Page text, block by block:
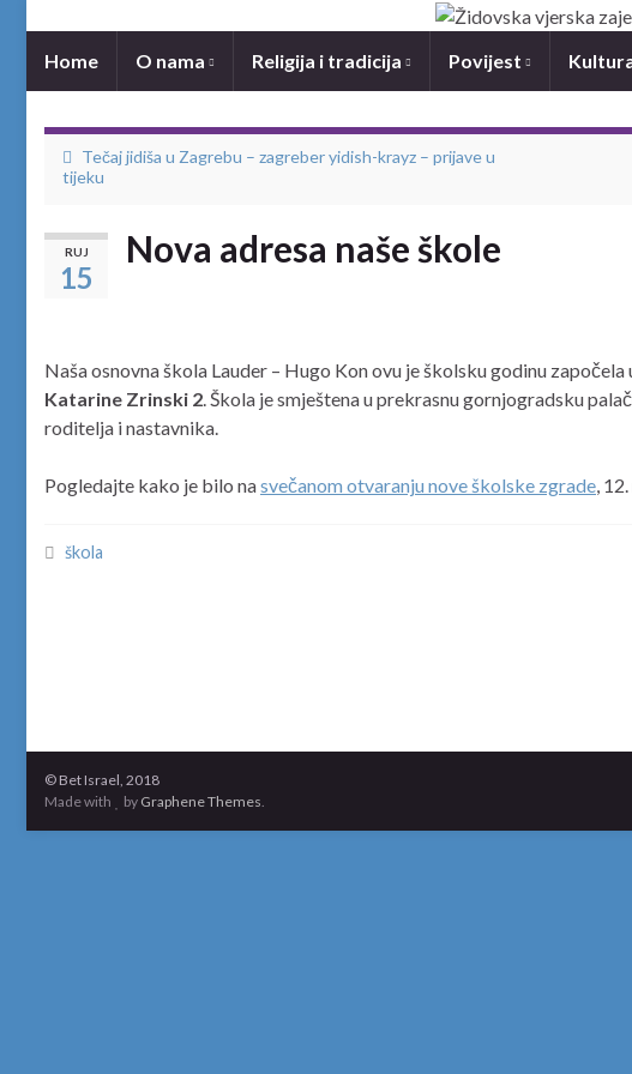
Home O nama Religija i tradicija Povijest
Tečaj jidiša u Zagrebu – zagreber yidish-krayz – prijave u
tijeku
RUJ
15
Nova adresa naše škole
Naša osnovna škola Lauder – Hugo Kon ovu je školsku godinu
Katarine Zrinski 2. Škola je smještena u prekrasnu gornjogradsku
roditelja i nastavnika.
Pogledajte kako je bilo nasvečanom otvaranju nove školske zgrade,
škola
© Bet Israel, 2018
Made with
by Graphene Themes